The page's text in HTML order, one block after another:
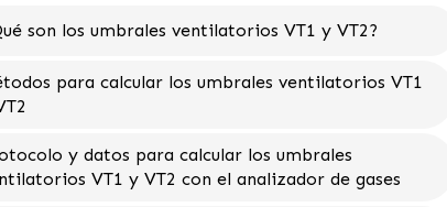
son los umbrales ventilatorios VT1 y VT2?
para calcular los umbrales ventilatorios VT1
y datos para calcular los umbrales
VT1 y VT2 con el analizador de gases